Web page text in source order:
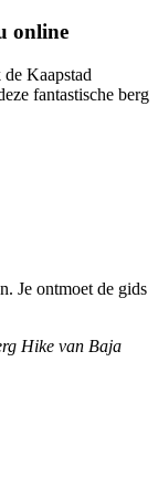
online
Kaapstad
fantastische berg
Je ontmoet de gids
Hike van Baja